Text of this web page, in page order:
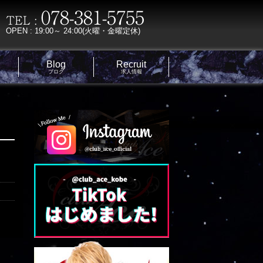
OPEN : 19:00～ 24:00(火曜・金曜定休)
Blog
ブログ
Recruit
求人情報